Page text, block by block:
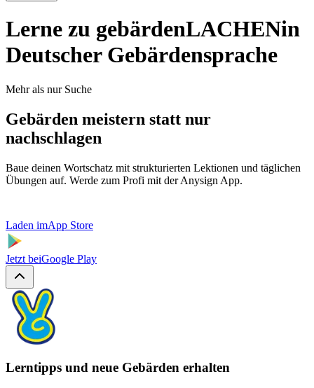
Lerne zu gebärdenLACHENin
Deutscher Gebärdensprache
Mehr als nur Suche
Gebärden meistern statt nur
nachschlagen
Baue deinen Wortschatz mit strukturierten Lektionen und täglichen
Übungen auf. Werde zum Profi mit der Anysign App.
Laden imApp Store
Jetzt beiGoogle Play
Lerntipps und neue Gebärden erhalten